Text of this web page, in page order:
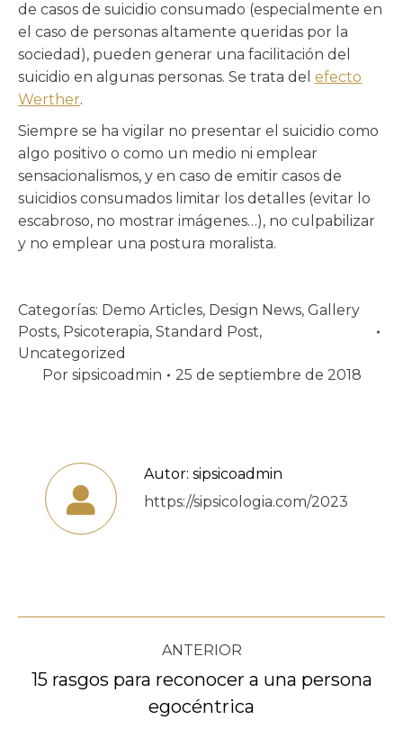
de casos de suicidio consumado (especialmente en
el caso de personas altamente queridas por la
sociedad), pueden generar una facilitación del
suicidio en algunas personas. Se trata del efecto
Werther.
Siempre se ha vigilar no presentar el suicidio como
algo positivo o como un medio ni emplear
sensacionalismos, y en caso de emitir casos de
suicidios consumados limitar los detalles (evitar lo
escabroso, no mostrar imágenes…), no culpabilizar
y no emplear una postura moralista.
Categorías: Demo Articles, Design News, Gallery
Posts, Psicoterapia, Standard Post,
Uncategorized
Por sipsicoadmin 25 de septiembre de 2018
Autor: sipsicoadmin
https://sipsicologia.com/2023
Navegación
entre
publicaciones
ANTERIOR
Publicación
anterior:
15 rasgos para reconocer a una persona
egocéntrica